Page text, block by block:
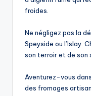
froides.
Ne négligez pas la
Speyside ou l’Islay.
son terroir et de son
Aventurez-vous
des fromages